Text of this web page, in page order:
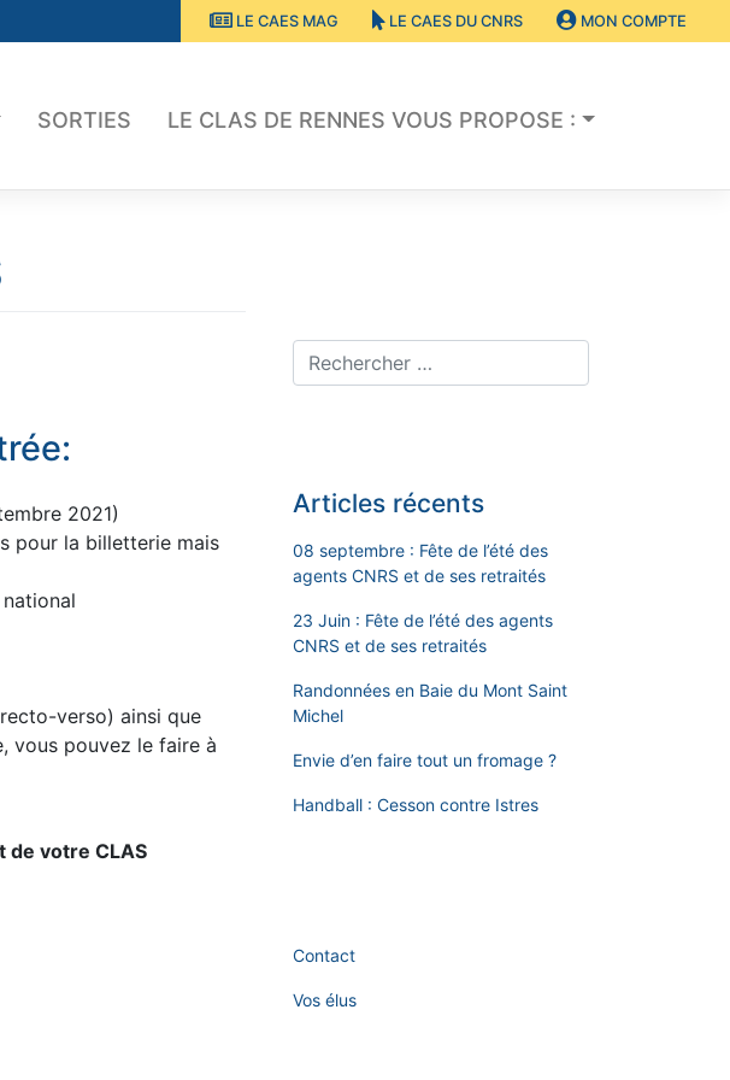
LE CAES MAG LE CAES DU CNRS MON COMPTE
SORTIES
LE CLAS DE RENNES VOUS PROPOSE :
2021)
pour la billetterie mais
verso) ainsi que
vous pouvez le faire à
de votre CLAS
Articles récents
08 septembre : Fête de l’été des
agents CNRS et de ses retraités
23 Juin : Fête de l’été des agents
CNRS et de ses retraités
Randonnées en Baie du Mont Saint
Michel
Envie d’en faire tout un fromage ?
Handball : Cesson contre Istres
Contact
Vos élus